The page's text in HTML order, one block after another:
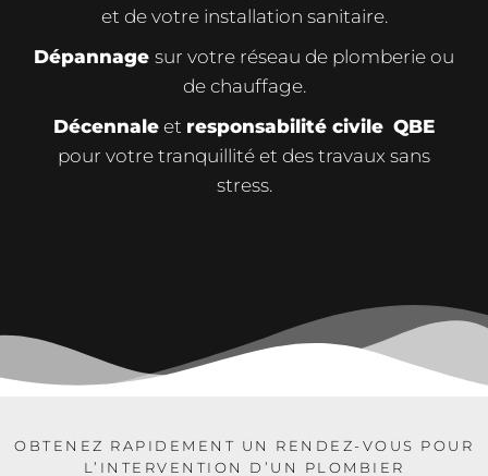
et de votre installation sanitaire.
Dépannage sur votre réseau de plomberie ou
de chauffage.
Décennale et responsabilité civile QBE
pour votre tranquillité et des travaux sans
stress.
OBTENEZ RAPIDEMENT UN RENDEZ-VOUS POUR
L’INTERVENTION D’UN PLOMBIER